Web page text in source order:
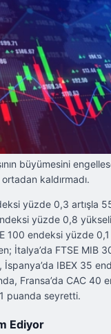
büyümesini
kaldırmadı.
yüzde 0,3 artışla
yüzde 0,8
100 endeksi yüzde
İtalya’da FTSE MIB
İspanya’da IBEX 35
Fransa’da CAC 40
puanda seyretti.
Ediyor